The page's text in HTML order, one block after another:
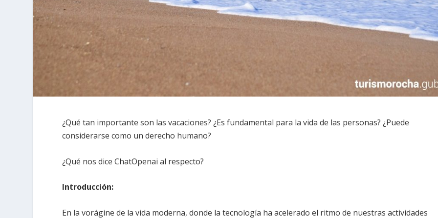
¿Qué tan importante son las vacaciones? ¿Es fundamental para la vida de las personas? ¿Puede
considerarse como un derecho humano?
¿Qué nos dice ChatOpenai al respecto?
Introducción:
En la vorágine de la vida moderna, donde la tecnología ha acelerado el ritmo de nuestras actividades